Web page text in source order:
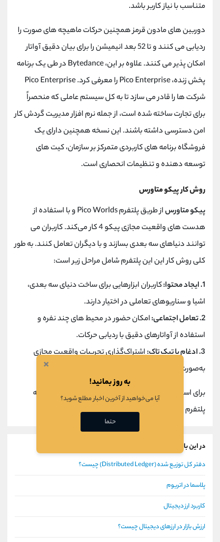
متناسب با نیاز کاربر باشد.
دوربین های مادون قرمز همچنین حرکات ماهیچه های صورت را
ردیابی می کنند و تا 52 بعد انیمیشن را برای بیان دقیق آواتار
امکان پذیر می کنند. علاوه بر این، Bytedance در طی یک برنامه
پخش زنده، Pico Enterprise را معرفی کرد. Pico Enterprise
شرکت ‌ها را قادر می‌ سازد تا به کل سیستم ‌عاملی که منحصراً
برای تجارت ساخته شده است، از جمله نرم‌ افزار مدیریت گردش کار
امن دسترسی داشته باشند. این نسخه همچنین دارای یک
فروشگاه برنامه های کاربردی متمرکز بر سازمان، کیت های
توسعه دهنده و تنظیمات انحصاری است.
روش کار پیکو متاورس
پیکو متاورس
از طریق پلتفرم Pico Worlds و با استفاده از
هدست ‌های واقعیت مجازی پیکو 4 کار می‌کند. کاربران می‌
توانند دنیاهای سه‌ بعدی بسازند و با دیگران تعامل کنند. به طور
کلی روش کار این این پلتفرم شامل مراحل زیر است:
1. ایجاد محتوا:
کاربران ابزارهایی برای ساخت دنیای سه ‌بعدی،
اشیا و سناریوهای تعاملی در اختیار دارند.
2. تعامل اجتماعی:
امکان حضور در محیط ‌های چند نفره و
استفاده از آواتارهای دقیق با ردیابی حرکات.
3. ادغام با تیک تاک:
اشتراک‌گذاری تجربیات واقعیت مجازی
به‌صورت ویدیو یا لایو در شبکه ‌های اجتماعی.
برای استفاده کاربران باید هدست مناسب را تهیه کرده و به
پلتفرم Pico Worlds دسترسی داشته باشند.
در این باره بیشتر بخوانید
دفتر کل توزیع شده (Distributed Ledger) چیست؟
پلاسما در اتریوم
کاربرد ارز دیجیتال
ارزش بازار در ارزهای دیجیتال چیست؟
×
به روز بمانید!
آیا می‌خواهید از آخرین اخبار مطلع شوید؟
حتما